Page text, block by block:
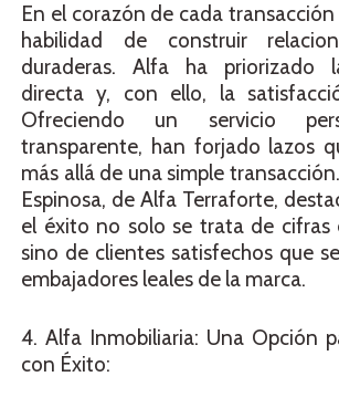
En el corazón de cada
habilidad de construir
duraderas. Alfa ha priorizado
directa y, con ello, la
Ofreciendo un servicio
transparente, han forjado lazos
más allá de una simple
Espinosa, de Alfa Terraforte,
el éxito no solo se trata de cifras
sino de clientes satisfechos que
embajadores leales de la marca.
4. Alfa Inmobiliaria: Una Opción
con Éxito: